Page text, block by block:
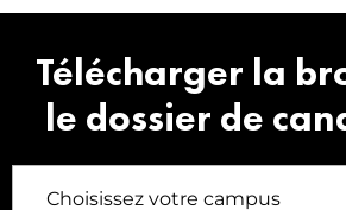
Télécharger la
le dossier de